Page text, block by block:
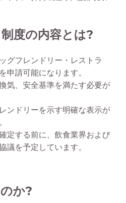
度の内容とは?
グフレンドリー・レストラ
申請可能になります。
気、安全基準を満たす必要が
ンドリーを示す明確な表示が
定する前に、飲食業界および
議を予定しています。
か?